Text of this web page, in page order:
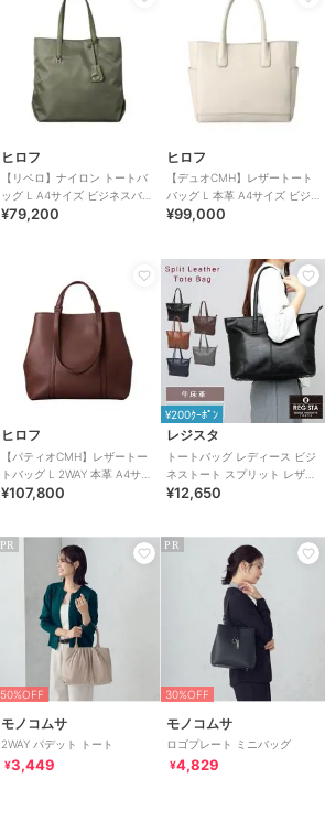
ヒロフ
【リベロ】ナイロン トートバ
ッグ L A4サイズ ビジネスバッ
グ（商品番号：P25-39314）
¥79,200
ヒロフ
【デュオCMH】レザートート
バッグ L 本革 A4サイズ ビジ
ネスバッグ（商品番号：P25-
¥99,000
ヒロフ
【パティオCMH】レザートー
トバッグ L 2WAY 本革 A4サイ
ズ ビジネスバッグ（商品番
¥107,800
¥200ｸｰﾎﾟﾝ
レジスタ
トートバッグ レディース ビジ
ネストート スプリット レザー
牛床革
¥12,650
PR
50%OFF
モノコムサ
2WAY パデット トート
¥3,449
PR
30%OFF
モノコムサ
ロゴプレート ミニバッグ
¥4,829